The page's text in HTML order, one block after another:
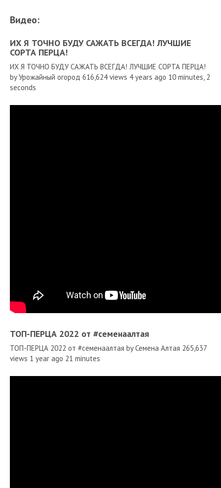
Видео:
ИХ Я ТОЧНО БУДУ САЖАТЬ ВСЕГДА! ЛУЧШИЕ
СОРТА ПЕРЦА!
ИХ Я ТОЧНО БУДУ САЖАТЬ ВСЕГДА! ЛУЧШИЕ СОРТА ПЕРЦА!
by Урожайный огород 616,624 views 4 years ago 10 minutes, 2
seconds
ТОП-ПЕРЦА 2022 от #семенаалтая
ТОП-ПЕРЦА 2022 от #семенаалтая by Семена Алтая 265,637
views 1 year ago 21 minutes